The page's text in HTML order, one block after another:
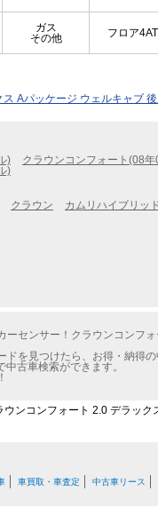
ガス
その他
フロア4AT
Aパッケージ ウェルキャブ
)
クラウンコンフォート(08
)
クラウン カムリハイブリッ
センサー！クラウンコンフ
を見つけたら、お得・納得
古車検索ができます。
ウンコンフォート 2.0 デラッ
車買取・車査定 中古車リース